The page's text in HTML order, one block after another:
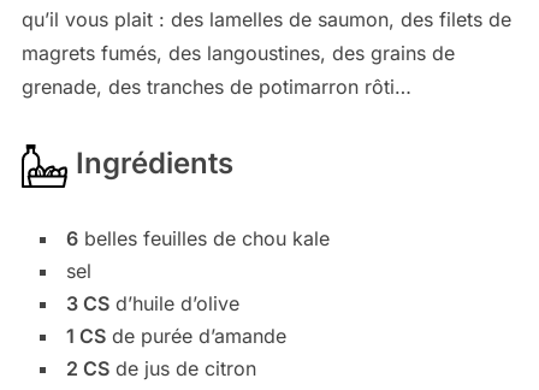
qu’il vous plait : des lamelles de saumon, des filets de
magrets fumés, des langoustines, des grains de
grenade, des tranches de potimarron rôti…
Ingrédients
6belles feuilles de chou kale
sel
3 CSd’huile d’olive
1 CSde purée d’amande
2 CSde jus de citron